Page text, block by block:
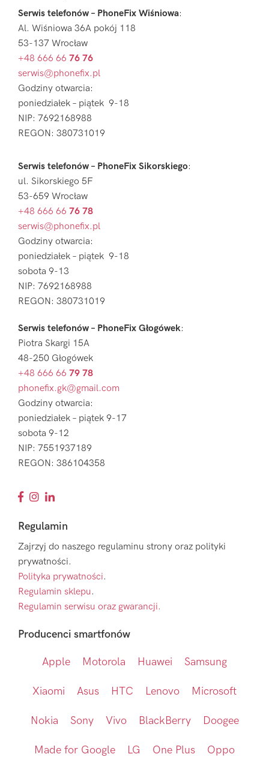
Serwis telefonów – PhoneFix Wiśniowa:
Al. Wiśniowa 36A pokój 118
53-137 Wrocław
+48 666 66 76 76
serwis@phonefix.pl
Godziny otwarcia:
poniedziałek – piątek 9-18
NIP: 7692168988
REGON: 380731019
Serwis telefonów – PhoneFix Sikorskiego:
ul. Sikorskiego 5F
53-659 Wrocław
+48 666 66 76 78
serwis@phonefix.pl
Godziny otwarcia:
poniedziałek – piątek 9-18
sobota 9-13
NIP: 7692168988
REGON: 380731019
Serwis telefonów – PhoneFix Głogówek:
Piotra Skargi 15A
48-250 Głogówek
+48 666 66 79 78
phonefix.gk@gmail.com
Godziny otwarcia:
poniedziałek – piątek 9-17
sobota 9-12
NIP: 7551937189
REGON: 386104358
Regulamin
Zajrzyj do naszego regulaminu strony oraz polityki
prywatności.
Polityka prywatności.
Regulamin sklepu.
Regulamin serwisu oraz gwarancji.
Producenci smartfonów
Apple Motorola Huawei Samsung
Xiaomi Asus HTC Lenovo Microsoft
Nokia Sony Vivo BlackBerry Doogee
Made for Google LG One Plus Oppo